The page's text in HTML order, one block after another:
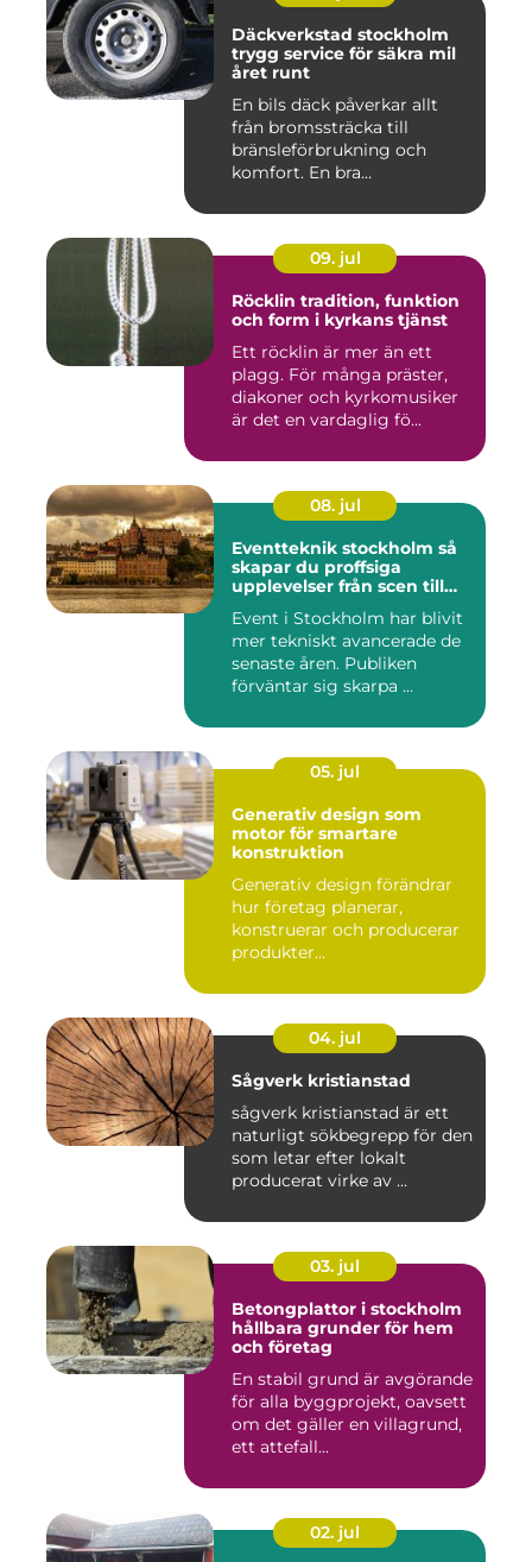
Däckverkstad stockholm
trygg service för säkra mil
året runt
En bils däck påverkar allt
från bromssträcka till
bränsleförbrukning och
komfort. En bra
09. jul
Röcklin tradition, funktion
och form i kyrkans tjänst
Ett röcklin är mer än ett
plagg. För många präster,
diakoner och kyrkomusiker
är det en vardaglig fö...
08. jul
Eventteknik stockholm så
skapar du proffsiga
upplevelser från scen till
Event i Stockholm har blivit
mer tekniskt avancerade de
senaste åren. Publiken
förväntar sig skarpa ...
05. jul
Generativ design som
motor för smartare
konstruktion
Generativ design förändrar
hur företag planerar,
konstruerar och producerar
produkter...
04. jul
Sågverk kristianstad
sågverk kristianstad är ett
naturligt sökbegrepp för den
som letar efter lokalt
producerat virke av ...
03. jul
Betongplattor i stockholm
hållbara grunder för hem
och företag
En stabil grund är avgörande
för alla byggprojekt, oavsett
om det gäller en villagrund,
ett attefall...
02. jul